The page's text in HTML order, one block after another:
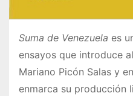
Suma de Venezuela es
ensayos que introduce
Mariano Picón Salas y
enmarca su producción